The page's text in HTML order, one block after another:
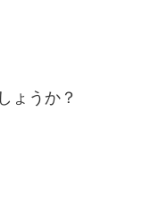
ょうか？